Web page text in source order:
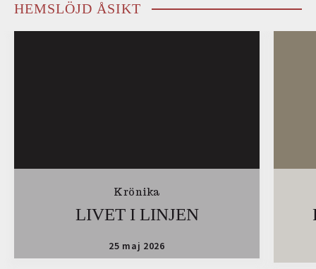
HEMSLÖJD ÅSIKT
Krönika
LIVET I LINJEN
25 maj 2026